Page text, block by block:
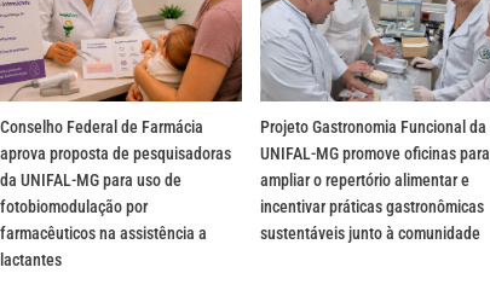
Conselho Federal de Farmácia
aprova proposta de pesquisadoras
da UNIFAL-MG para uso de
fotobiomodulação por
farmacêuticos na assistência a
lactantes
Projeto Gastronomia Funcional da
UNIFAL-MG promove oficinas para
ampliar o repertório alimentar e
incentivar práticas gastronômicas
sustentáveis junto à comunidade